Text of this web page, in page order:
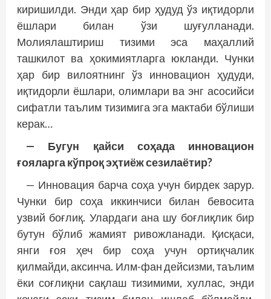
киришилди. Энди ҳар бир ҳудуд ўз иқтидорли
ёшлари билан ўзи шуғулланади.
Молиялаштириш тизими эса маҳаллий
ташкилот ва ҳокимиятларга юкланди. Чунки
ҳар бир вилоятнинг ўз инновацион ҳудуди,
иқтидорли ёшлари, олимлари ва энг асосийси
сифатли таълим тизимига эга мактаби бўлиши
керак…
— Бугун қайси соҳада инновацион
ғояларга кўпроқ эҳтиёж сезилаётир?
— Инновация барча соҳа учун бирдек зарур.
Чунки бир соҳа иккинчиси билан бевосита
узвий боғлиқ. Улардаги ана шу боғлиқлик бир
бутун бўлиб жамият ривожланади. Қисқаси,
янги ғоя ҳеч бир соҳа учун ортиқчалик
қилмайди, аксинча. Илм-фан дейсизми, таълим
ёки соғлиқни сақлаш тизимими, хуллас, энди